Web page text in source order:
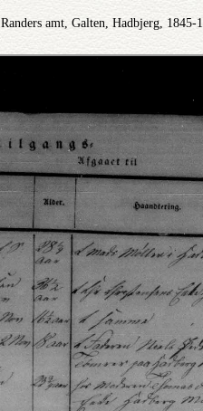
Randers amt, Galten, Hadbjerg,